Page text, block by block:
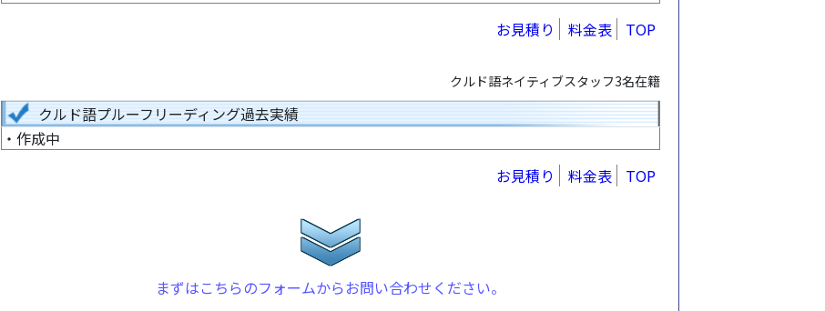
お見積り 料金表 TOP
クルド語ネイティブスタッフ3名在籍
クルド語プルーフリーディング過去実績
・作成中
お見積り
料金表 TOP
まずはこちらのフォームからお問い合わせください。